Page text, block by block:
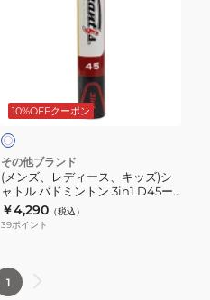
ス、
キ
ッ
ズ)
シ
ャ
バ
10%OFFクーポン
その他ブランド
(メンズ、レディース、キッズ)シ
ャトル バドミントン 3in1 D45ー4
12個入り DM-2146-NO4
￥4,290 （税込）
39ポイント
1